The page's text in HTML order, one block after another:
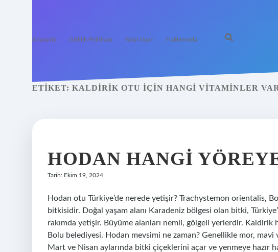
Anasayfa Gizlilik Politikası Yasal Uyarı Hakkımızda
ETIKET: KALDIRIK OTU IÇIN HANGI VITAMINLER VAR
HODAN HANGI
Tarih: Ekim 19, 2024
Hodan otu Türkiye’de nerede yetişir? Trachystemon orientalis,
bitkisidir. Doğal yaşam alanı Karadeniz bölgesi olan bitki,
rakımda yetişir. Büyüme alanları nemli, gölgeli yerlerdir. Kaldirik
Bolu belediyesi. Hodan mevsimi ne zaman? Genellikle mor, mavi
Mart ve Nisan aylarında bitki çiçeklerini açar ve yenmeye hazır